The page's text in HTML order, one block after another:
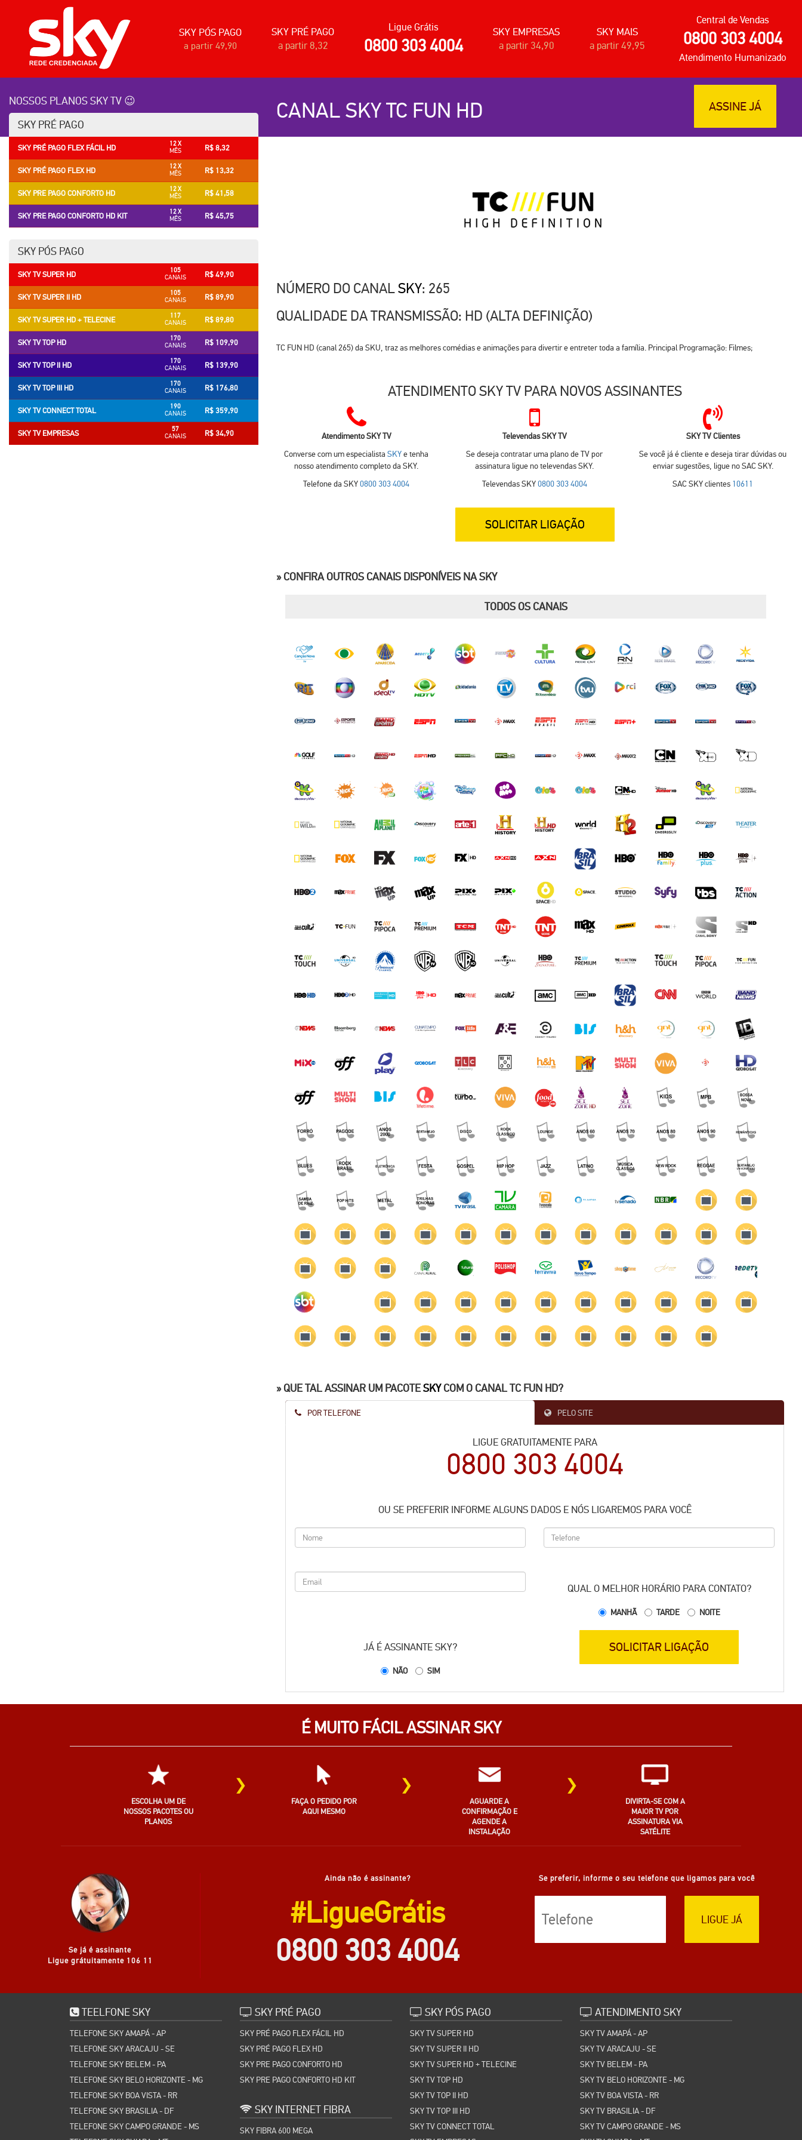
SKY PÓS PAGO
a partir 49,90
SKY PRÉ PAGO
a partir 8,32
Ligue Grátis
0800 303 4004
SKY EMPRESAS
a partir 34,90
SKY MAIS
a partir 49,95
Central de Vendas
0800 303 4004
Atendimento Humanizado
CANAL SKY TC FUN HD ASSINE JÁ
NOSSOS PLANOS SKY TV 😉
SKY PRÉ PAGO
SKY PRÉ PAGO FLEX FÁCIL HD
12 X
MÊS
R$ 8,32
SKY PRÉ PAGO FLEX HD
12 X
MÊS
R$ 13,32
SKY PRE PAGO CONFORTO HD
12 X
MÊS
R$ 41,58
SKY PRE PAGO CONFORTO HD KIT
12 X
MÊS
R$ 45,75
SKY PÓS PAGO
SKY TV SUPER HD
105
CANAIS
R$ 49,90
SKY TV SUPER II HD
105
CANAIS
R$ 89,90
SKY TV SUPER HD + TELECINE
117
CANAIS
R$ 89,80
SKY TV TOP HD
170
CANAIS
R$ 109,90
SKY TV TOP II HD
170
CANAIS
R$ 139,90
SKY TV TOP III HD
170
CANAIS
R$ 176,80
SKY TV CONNECT TOTAL
190
CANAIS
R$ 359,90
SKY TV EMPRESAS
57
CANAIS
R$ 34,90
NÚMERO DO CANALSKY: 265
QUALIDADE DA TRANSMISSÃO: HD (ALTA DEFINIÇÃO)
TC FUN HD (canal 265) da SKU, traz as melhores comédias e animações para divertir e entreter toda a família. Principal Programação: Filmes;
ATENDIMENTO SKY TV PARA NOVOS ASSINANTES
Atendimento SKY TV
Converse com um especialistaSKYe tenha
nosso atendimento completo da SKY.
Telefone da SKY0800 303 4004
Televendas SKY TV
Se deseja contratar uma plano de TV por
assinatura ligue no televendas SKY.
Televendas SKY0800 303 4004
SKY TV Clientes
Se você já é cliente e deseja tirar dúvidas ou
enviar sugestões, ligue no SAC SKY.
SAC SKY clientes 10611
SOLICITAR LIGAÇÃO
» CONFIRA OUTROS CANAIS DISPONÍVEIS NA SKY
TODOS OS CANAIS
» QUE TAL ASSINAR UM PACOTE SKYCOM O CANAL TC FUN HD?
POR TELEFONE PELO SITE
LIGUE GRATUITAMENTE PARA
0800 303 4004
OU SE PREFERIR INFORME ALGUNS DADOS E NÓS LIGAREMOS PARA VOCÊ
QUAL O MELHOR HORÁRIO PARA CONTATO?
MANHÃ TARDE NOITE
JÁ É ASSINANTE SKY?
NÃO SIM
SOLICITAR LIGAÇÃO
É MUITO FÁCIL ASSINAR SKY
ESCOLHA UM DE
NOSSOS PACOTES OU
PLANOS
›
FAÇA O PEDIDO POR
AQUI MESMO
›
AGUARDE A
CONFIRMAÇÃO E
AGENDE A
INSTALAÇÃO
›
DIVIRTA-SE COM A
MAIOR TV POR
ASSINATURA VIA
SATÉLITE
Se já é assinante
Ligue grátuitamente 106 11
Ainda não é assinante?
#LigueGrátis
0800 303 4004
Se preferir, informe o seu telefone que ligamos para você
LIGUE JÁ
TEELFONE SKY
TELEFONE SKY AMAPÁ - AP
TELEFONE SKY ARACAJU - SE
TELEFONE SKY BELEM - PA
TELEFONE SKY BELO HORIZONTE - MG
TELEFONE SKY BOA VISTA - RR
TELEFONE SKY BRASILIA - DF
TELEFONE SKY CAMPO GRANDE - MS
SKY PRÉ PAGO
SKY PRÉ PAGO FLEX FÁCIL HD
SKY PRÉ PAGO FLEX HD
SKY PRE PAGO CONFORTO HD
SKY PRE PAGO CONFORTO HD KIT
SKY INTERNET FIBRA
SKY FIBRA 600 MEGA
SKY PÓS PAGO
SKY TV SUPER HD
SKY TV SUPER II HD
SKY TV SUPER HD + TELECINE
SKY TV TOP HD
SKY TV TOP II HD
SKY TV TOP III HD
SKY TV CONNECT TOTAL
ATENDIMENTO SKY
SKY TV AMAPÁ - AP
SKY TV ARACAJU - SE
SKY TV BELEM - PA
SKY TV BELO HORIZONTE - MG
SKY TV BOA VISTA - RR
SKY TV BRASILIA - DF
SKY TV CAMPO GRANDE - MS